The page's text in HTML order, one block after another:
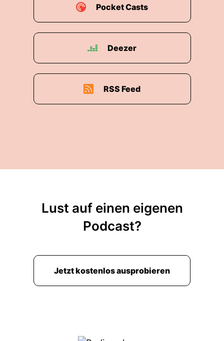
Pocket Casts
Deezer
RSS Feed
Lust auf einen eigenen
Podcast?
Jetzt kostenlos ausprobieren